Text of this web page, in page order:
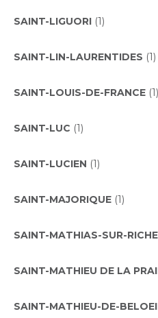
SAINT-LIGUORI (1)
SAINT-LIN-LAURENTIDES (1)
SAINT-LOUIS-DE-FRANCE (1)
SAINT-LUC (1)
SAINT-LUCIEN (1)
SAINT-MAJORIQUE (1)
SAINT-MATHIAS-SUR-
SAINT-MATHIEU DE LA
SAINT-MATHIEU-DE-